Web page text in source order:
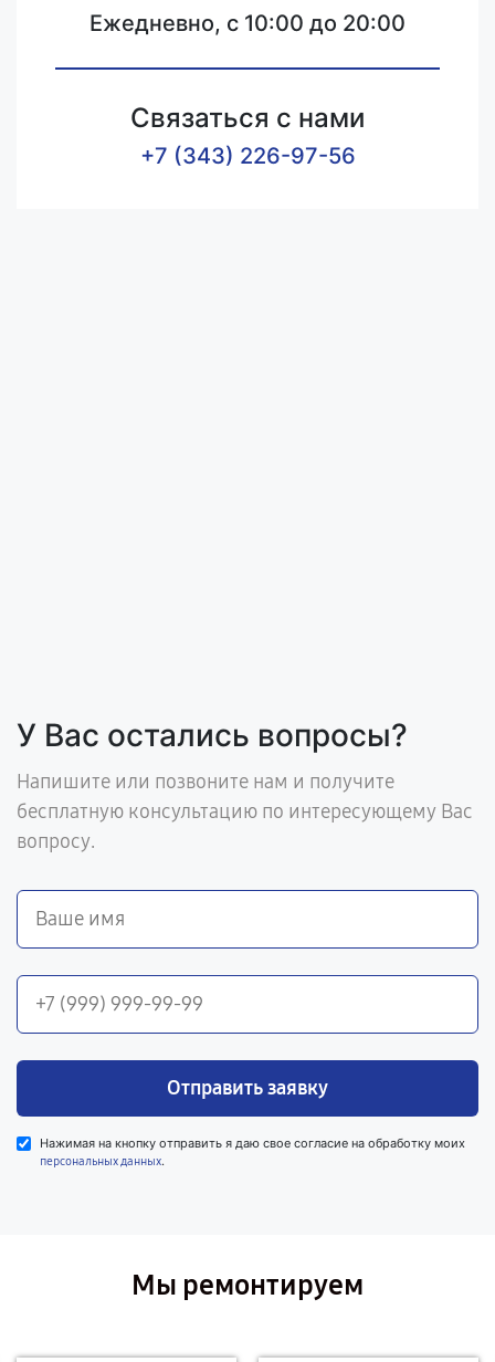
Ежедневно, с 10:00 до 20:00
Связаться с нами
+7 (343) 226-97-56
У Вас остались вопросы?
Напишите или позвоните нам и получите
бесплатную консультацию по интересующему Вас
вопросу.
Отправить заявку
Нажимая на кнопку отправить я даю свое согласие на обработку моих
персональных данных.
Мы ремонтируем